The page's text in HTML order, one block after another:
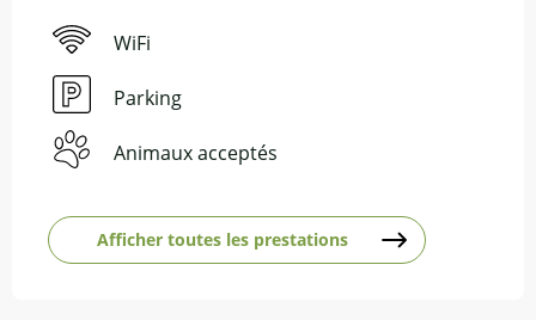
WiFi
Parking
Animaux acceptés
Afficher toutes les prestations